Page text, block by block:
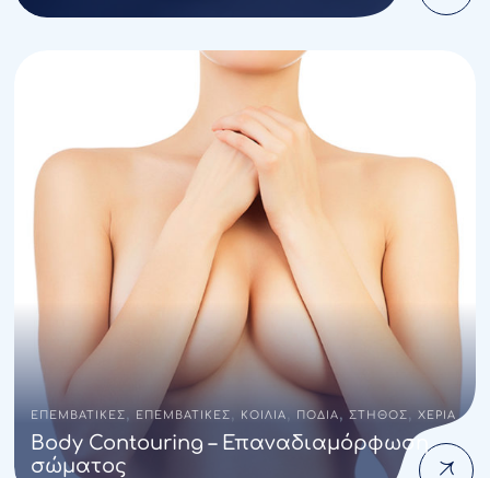
ΕΠΕΜΒΑΤΙΚΕΣ, ΕΠΕΜΒΑΤΙΚΕΣ, ΚΟΙΛΙΑ ΠΟΔΙΑ,ΣΤΗΘΟΣ, ΧΕΡΙΑ
Body Contouring – Επαναδιαμόρφωση
σώματος